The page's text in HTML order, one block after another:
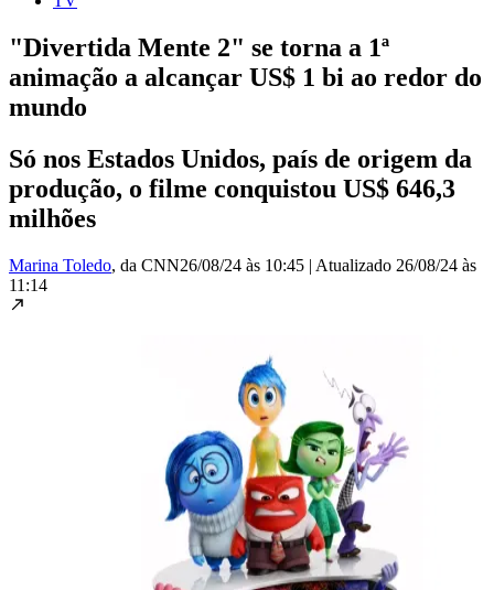
"Divertida Mente 2" se torna a 1ª
animação a alcançar US$ 1 bi ao redor do
mundo
Só nos Estados Unidos, país de origem da
produção, o filme conquistou US$ 646,3
milhões
Marina Toledo, da CNN26/08/24 às 10:45 | Atualizado 26/08/24 às
11:14